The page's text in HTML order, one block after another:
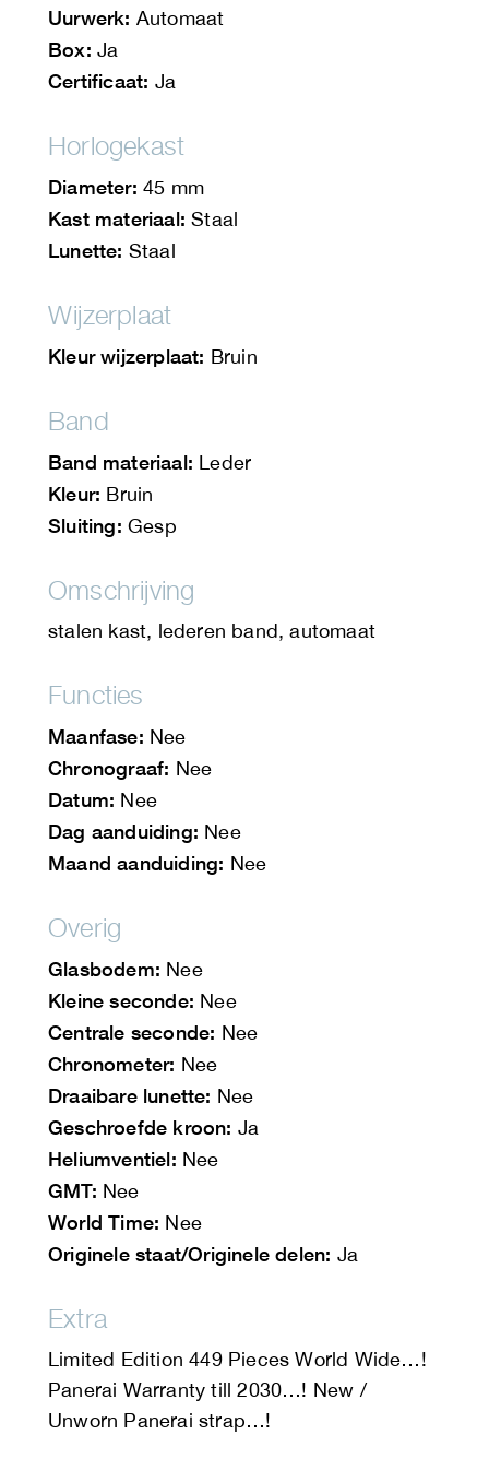
Uurwerk: Automaat
Box: Ja
Certificaat: Ja
Horlogekast
Diameter: 45 mm
Kast materiaal: Staal
Lunette: Staal
Wijzerplaat
Kleur wijzerplaat: Bruin
Band
Band materiaal: Leder
Kleur: Bruin
Sluiting: Gesp
Omschrijving
stalen kast, lederen band, automaat
Functies
Maanfase: Nee
Chronograaf: Nee
Datum: Nee
Dag aanduiding: Nee
Maand aanduiding: Nee
Overig
Glasbodem: Nee
Kleine seconde: Nee
Centrale seconde: Nee
Chronometer: Nee
Draaibare lunette: Nee
Geschroefde kroon: Ja
Heliumventiel: Nee
GMT: Nee
World Time: Nee
Originele staat/Originele delen: Ja
Extra
Limited Edition 449 Pieces World Wide…!
Panerai Warranty till 2030…! New /
Unworn Panerai strap…!